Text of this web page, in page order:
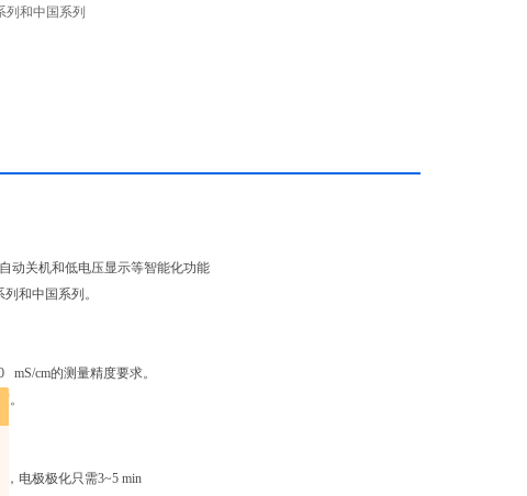
列和中国系列
动关机和低电压显示等智能化功能
和中国系列。
cm的测量精度要求。
。
电极极化只需3~5 min